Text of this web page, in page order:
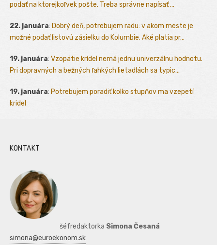
podať na ktorejkoľvek pošte. Treba správne napísať ...
22. januára: Dobrý deň, potrebujem radu: v akom meste je
možné podať listovú zásielku do Kolumbie. Aké platia pr...
19. januára: Vzopätie krídel nemá jednu univerzálnu hodnotu.
Pri dopravných a bežných ľahkých lietadlách sa typic...
19. januára: Potrebujem poradiť kolko stupňov ma vzepetí
kridel
KONTAKT
šéfredaktorka Simona Česaná
simona@euroekonom.sk